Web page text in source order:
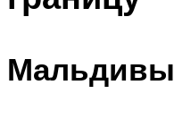
Мальдивы